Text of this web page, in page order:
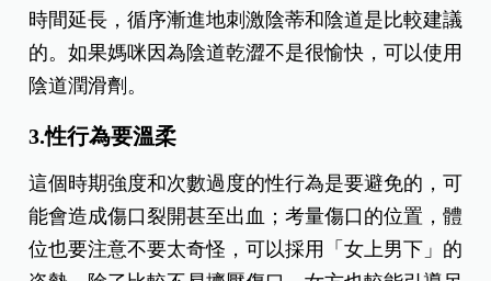
時間延長，循序漸進地刺激陰蒂和陰道是比較建議
的。如果媽咪因為陰道乾澀不是很愉快，可以使用
陰道潤滑劑。
3.性行為要溫柔
這個時期強度和次數過度的性行為是要避免的，可
能會造成傷口裂開甚至出血；考量傷口的位置，體
位也要注意不要太奇怪，可以採用「女上男下」的